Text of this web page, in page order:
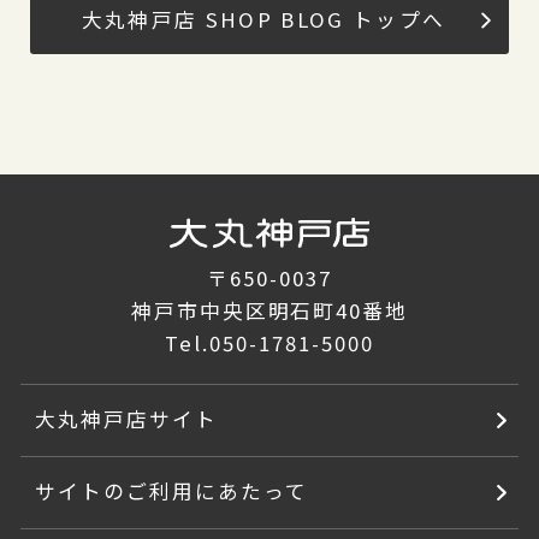
大丸神戸店 SHOP BLOG トップへ
〒650-0037
神戸市中央区明石町40番地
Tel.050-1781-5000
大丸神戸店サイト
サイトのご利用にあたって